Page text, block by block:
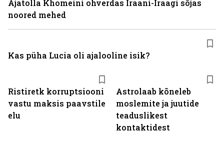
Ristiretk korruptsiooni
vastu maksis paavstile
elu
Astrolaab kõneleb
moslemite ja juutide
teaduslikest
kontaktidest
Ajatolla Khomeini ohverdas Iraani-Iraagi sõjas
noored mehed
Kas püha Lucia oli ajalooline isik?